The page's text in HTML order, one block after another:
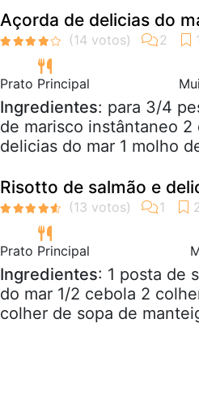
Açorda de delicias do
Prato Principal
Ingredientes: para 3/4
de marisco instântaneo
delicias do mar 1 molho
Risotto de salmão e
Prato Principal
Ingredientes: 1 posta de
do mar 1/2 cebola 2
colher de sopa de